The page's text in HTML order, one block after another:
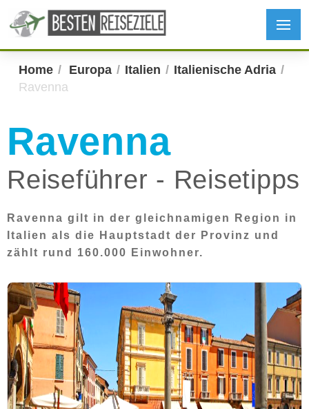
Home Europa Italien
Italienische Adria
Ravenna
Ravenna
Reiseführer - Reisetipps
Ravenna gilt in der gleichnamigen Region in
Italien als die Hauptstadt der Provinz und
zählt rund 160.000 Einwohner.